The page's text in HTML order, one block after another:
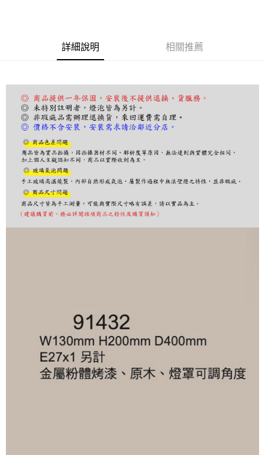
AFTEE先享後付是「在收到商品之後才付款」的支付方式。 讓您購物簡單
【「AFTEE先享後付」結帳流程】
１．於結帳方式選擇「AFTEE先享後付」後，將跳轉至「AFTEE先享後付」
２．訂單成立數日內，您將收到繳費通知簡訊。
３．收到繳費通知簡訊後14天內，點擊此簡訊中的連結，可透過四大超商／
ATM／網路銀行／等多元方式進行付款，方視為交易完成。
※ 請注意：結帳手續完成當下不需立刻繳費，但若您需要取消訂單，請聯絡
後付繳納相關費用。
※ 交易是否成功請以「AFTEE先享後付 」之結帳頁面顯示為準，若有關於
是否繳費成功／繳費後需取消欲退款等相關疑問，請聯繫「AFTEE先享後付
客戶支援中心」https://netprotections.freshdesk.com/support/home
３．未成年的使用者請事先徵得法定代理人或監護人之同意方可使用
「AFTEE先享後付」，若未經同意申辦者引起之損失，本公司不負相關責
４．使用「AFTEE先享後付」時，將依據個別帳號之用戶狀況，依本公司即
時審查核予不同之上限額度；若仍有額度不足之情形，本公司將視審查結果
請求用戶進行身份認證。
５．嚴禁一人註冊多個帳號或使用他人資訊註冊。若發現惡意使用之情形，
宅配
每筆NT$180，滿NT$5,000(含以上)免運費
詳細說明 相關推薦